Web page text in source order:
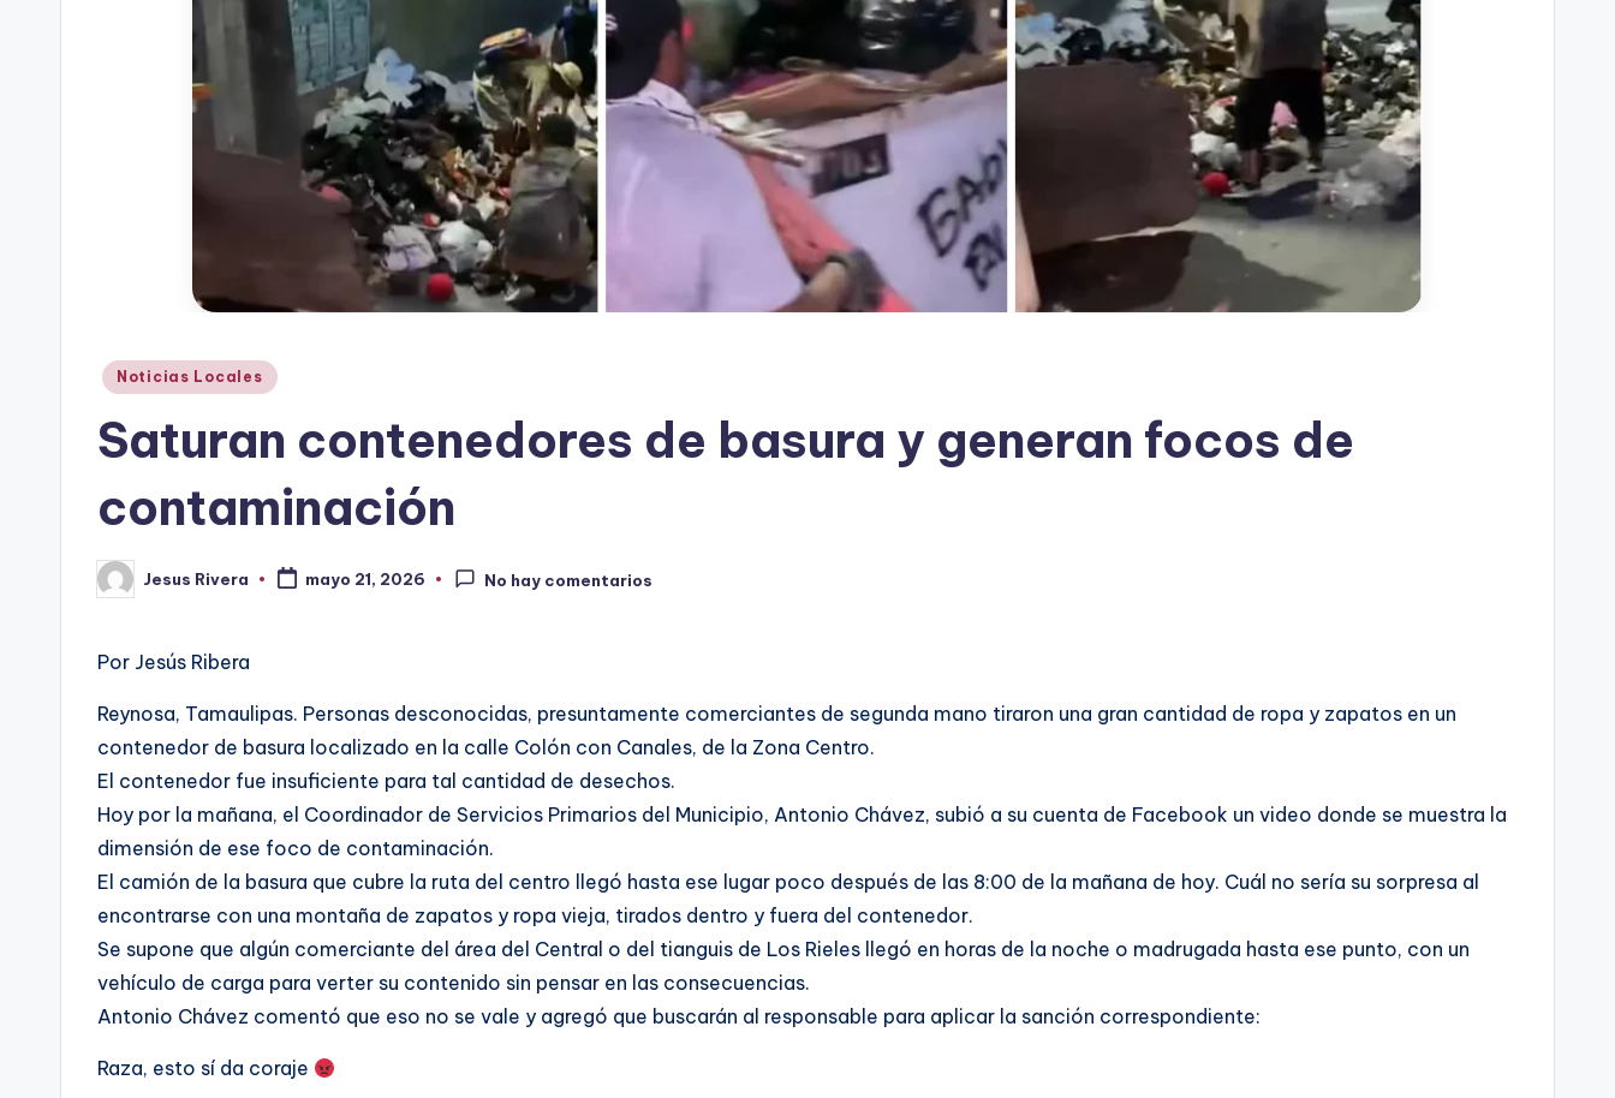
Publicado
Noticias Locales
Saturan contenedores de basura y generan focos de
contaminación
Publicado
por
Jesus Rivera mayo 21, 2026 No hay comentarios
Por Jesús Ribera
Reynosa, Tamaulipas. Personas desconocidas, presuntamente comerciantes de segunda mano tiraron una gran cantidad de ropa y zapatos en un
contenedor de basura localizado en la calle Colón con Canales, de la Zona Centro.
El contenedor fue insuficiente para tal cantidad de desechos.
Hoy por la mañana, el Coordinador de Servicios Primarios del Municipio, Antonio Chávez, subió a su cuenta de Facebook un video donde se muestra la
dimensión de ese foco de contaminación.
El camión de la basura que cubre la ruta del centro llegó hasta ese lugar poco después de las 8:00 de la mañana de hoy. Cuál no sería su sorpresa al
encontrarse con una montaña de zapatos y ropa vieja, tirados dentro y fuera del contenedor.
Se supone que algún comerciante del área del Central o del tianguis de Los Rieles llegó en horas de la noche o madrugada hasta ese punto, con un
vehículo de carga para verter su contenido sin pensar en las consecuencias.
Antonio Chávez comentó que eso no se vale y agregó que buscarán al responsable para aplicar la sanción correspondiente:
Raza, esto sí da coraje